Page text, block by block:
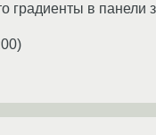
градиенты в панели
)